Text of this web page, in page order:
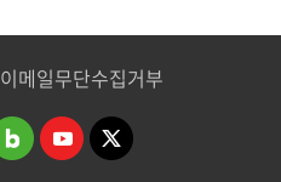
이메일무단수집거부